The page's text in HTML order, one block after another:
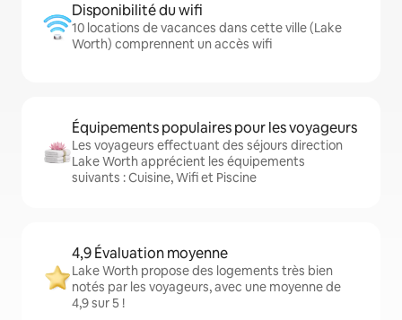
Disponibilité du wifi
10 locations de vacances dans cette ville (Lake
Worth) comprennent un accès wifi
Équipements populaires pour les voyageurs
Les voyageurs effectuant des séjours direction
Lake Worth apprécient les équipements
suivants : Cuisine, Wifi et Piscine
4,9 Évaluation moyenne
Lake Worth propose des logements très bien
notés par les voyageurs, avec une moyenne de
4,9 sur 5 !